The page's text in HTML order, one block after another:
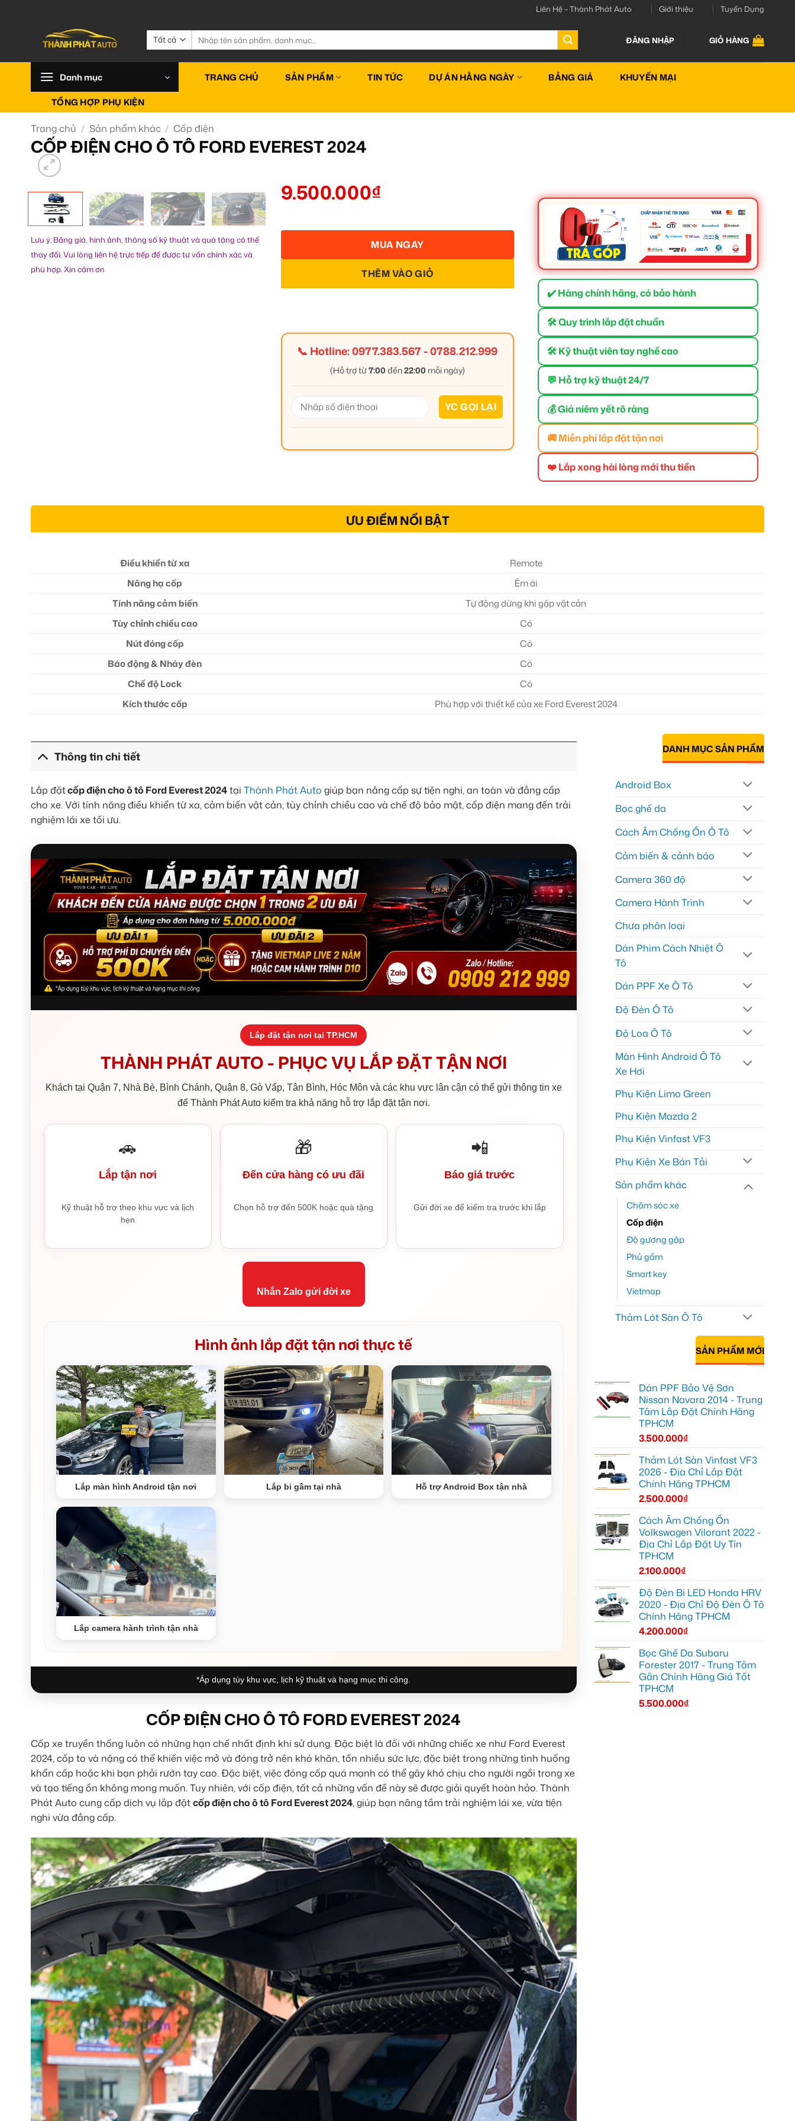
Liên Hệ – Thành Phát Auto Giới thiệu Tuyển Dụng
Tìm
kiếm:
ĐĂNG NHẬP GIỎ HÀNG
Danh mục TRANG CHỦ SẢN PHẨM TIN TỨC DỰ ÁN HẰNG NGÀY BẢNG GIÁ KHUYẾN MẠI
TỔNG HỢP PHỤ KIỆN
Trang chủ / Sản phẩm khác / Cốp điện
CỐP ĐIỆN CHO Ô TÔ FORD EVEREST 2024
Lưu ý: Bảng giá, hình ảnh, thông số kỹ thuật và quà tặng có thể
thay đổi. Vui lòng liên hệ trực tiếp để được tư vấn chính xác và
phù hợp. Xin cảm ơn
9.500.000₫
THÊM VÀO GIỎ
MUA NGAY
📞 Hotline:0977.383.567-0788.212.999
(Hỗ trợ từ7:00 đến22:00 mỗi ngày)
✔️ Hàng chính hãng, có bảo hành
🛠 Quy trình lắp đặt chuẩn
🛠 Kỹ thuật viên tay nghề cao
💬 Hỗ trợ kỹ thuật 24/7
💰 Giá niêm yết rõ ràng
🚚 Miễn phí lắp đặt tận nơi
❤️ Lắp xong hài lòng mới thu tiền
ƯU ĐIỂM NỔI BẬT
Điều khiển từ xa
Remote
Nâng hạ cốp
Êm ái
Tính năng cảm biến
Tự động dừng khi gặp vật cản
Tùy chỉnh chiều cao
Có
Nút đóng cốp
Có
Báo động & Nháy đèn
Có
Chế độ Lock
Có
Kích thước cốp
Phù hợp với thiết kế của xe Ford Everest 2024
Thông tin chi tiết
Lắp đặtcốp điện cho ô tô Ford Everest 2024tại Thành Phát Auto giúp bạn nâng cấp sự tiện nghi, an toàn và đẳng cấp
cho xe. Với tính năng điều khiển từ xa, cảm biến vật cản, tùy chỉnh chiều cao và chế độ bảo mật, cốp điện mang đến trải
nghiệm lái xe tối ưu.
Lắp đặt tận nơi tại TP.HCM
THÀNH PHÁT AUTO - PHỤC VỤ LẮP ĐẶT TẬN NƠI
Khách tại Quận 7, Nhà Bè, Bình Chánh, Quận 8, Gò Vấp, Tân Bình, Hóc Môn và các khu vực lân cận có thể gửi thông tin xe
để Thành Phát Auto kiểm tra khả năng hỗ trợ lắp đặt tận nơi.
🚗
Lắp tận nơi
Kỹ thuật hỗ trợ theo khu vực và lịch
hẹn
🎁
Đến cửa hàng có ưu đãi
Chọn hỗ trợ đến 500K hoặc quà tặng
📲
Báo giá trước
Gửi đời xe để kiểm tra trước khi lắp
Nhắn Zalo gửi đời xe
Hình ảnh lắp đặt tận nơi thực tế
Lắp màn hình Android tận nơi Lắp bi gầm tại nhà Hỗ trợ Android Box tận nhà
Lắp camera hành trình tận nhà
*Áp dụng tùy khu vực, lịch kỹ thuật và hạng mục thi công.
CỐP ĐIỆN CHO Ô TÔ FORD EVEREST 2024
Cốp xe truyền thống luôn có những hạn chế nhất định khi sử dụng. Đặc biệt là đối với những chiếc xe như Ford Everest
2024, cốp to và nặng có thể khiến việc mở và đóng trở nên khó khăn, tốn nhiều sức lực, đặc biệt trong những tình huống
khẩn cấp hoặc khi bạn phải rướn tay cao. Đặc biệt, việc đóng cốp quá mạnh có thể gây khó chịu cho người ngồi trong xe
và tạo tiếng ồn không mong muốn. Tuy nhiên, với cốp điện, tất cả những vấn đề này sẽ được giải quyết hoàn hảo. Thành
Phát Auto cung cấp dịch vụ lắp đặtcốp điện cho ô tô Ford Everest 2024, giúp bạn nâng tầm trải nghiệm lái xe, vừa tiện
nghi vừa đẳng cấp.
DANH MỤC SẢN PHẨM
Android Box
Bọc ghế da
Cách Âm Chống Ồn Ô Tô
Cảm biến & cảnh báo
Camera 360 độ
Camera Hành Trình
Chưa phân loại
Dán Phim Cách Nhiệt Ô
Tô
Dán PPF Xe Ô Tô
Độ Đèn Ô Tô
Độ Loa Ô Tô
Màn Hình Android Ô Tô
Xe Hơi
Phụ Kiện Limo Green
Phụ Kiện Mazda 2
Phụ Kiện Vinfast VF3
Phụ Kiện Xe Bán Tải
Sản phẩm khác
Chăm sóc xe
Cốp điện
Độ gương gập
Phủ gầm
Smart key
Vietmap
Thảm Lót Sàn Ô Tô
SẢN PHẨM MỚI
Dán PPF Bảo Vệ Sơn
Nissan Navara 2014 - Trung
Tâm Lắp Đặt Chính Hãng
TPHCM
3.500.000₫
Thảm Lót Sàn Vinfast VF3
2026 - Địa Chỉ Lắp Đặt
Chính Hãng TPHCM
2.500.000₫
Cách Âm Chống Ồn
Volkswagen Vilorant 2022 -
Địa Chỉ Lắp Đặt Uy Tín
TPHCM
2.100.000₫
Độ Đèn Bi LED Honda HRV
2020 - Địa Chỉ Độ Đèn Ô Tô
Chính Hãng TPHCM
4.200.000₫
Bọc Ghế Da Subaru
Forester 2017 - Trung Tâm
Gắn Chính Hãng Giá Tốt
TPHCM
5.500.000₫